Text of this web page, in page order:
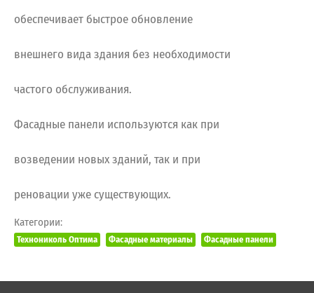
обеспечивает быстрое обновление
внешнего вида здания без необходимости
частого обслуживания.
Фасадные панели используются как при
возведении новых зданий, так и при
реновации уже существующих.
Категории:
Технониколь Оптима Фасадные материалы Фасадные панели